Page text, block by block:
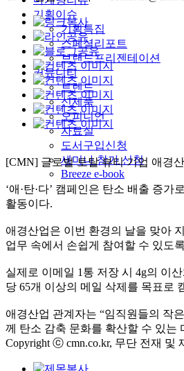
기획이슈
기획특집
스페셜리포트
브랜드프리젠테이션
커뮤니티
트렌드
신제품
오피니언
자료실
도서구입신청
세미나 참가 신청
Breeze e-book
[CMN] 글로벌 토탈 뷰티 기업 애경
‘애·탄·다’ 캠페인은 탄소 배출 증
활동이다.
애경산업은 이번 환경의 날을 맞아
업무 속에서 손쉽게 참여할 수 있도
실제로 이메일 1통 저장 시 4g의 이
당 65개 이상의 메일 삭제를 목표로
애경산업 관계자는 “임직원들의 작
께 탄소 감축 문화를 확산할 수 있는
Copyright ⓒ cmn.co.kr, 무단 전재 및